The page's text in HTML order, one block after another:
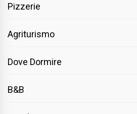
Pizzerie
Agriturismo
Dove Dormire
B&B